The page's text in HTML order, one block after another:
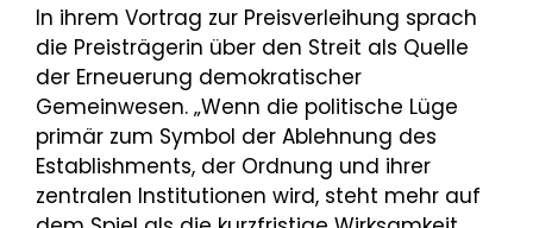
In ihrem Vortrag zur Preisverleihung sprach
die Preisträgerin über den Streit als Quelle
der Erneuerung demokratischer
Gemeinwesen. „Wenn die politische Lüge
primär zum Symbol der Ablehnung des
Establishments, der Ordnung und ihrer
zentralen Institutionen wird, steht mehr auf